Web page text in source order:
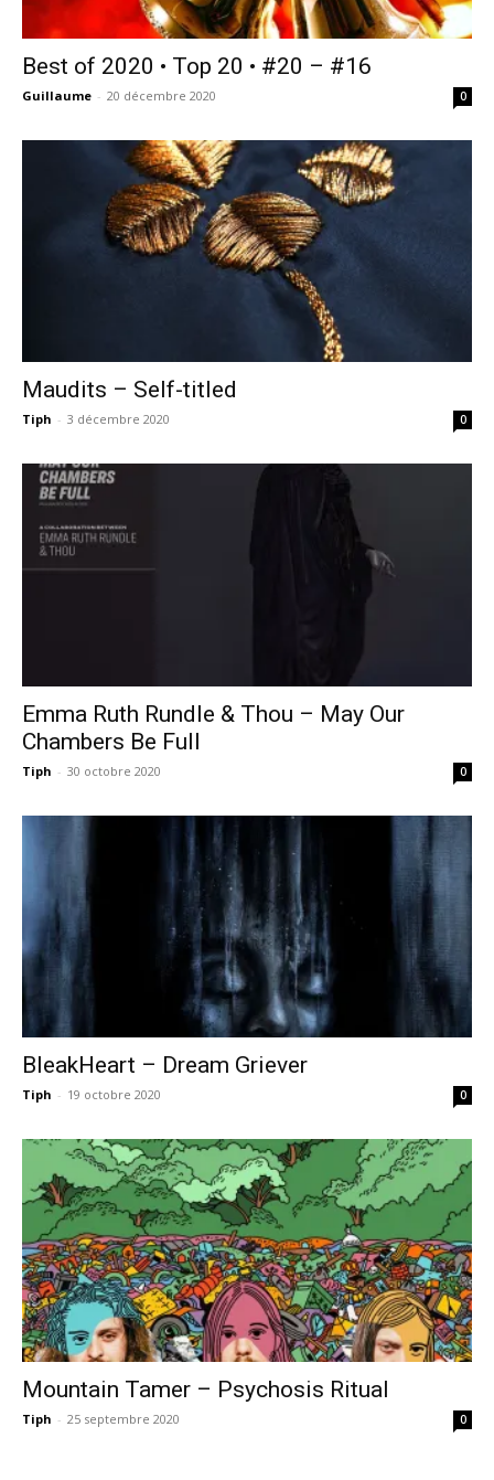
Best of 2020 • Top 20 • #20 – #16
Guillaume - 20 décembre 2020 0
Maudits – Self-titled
Tiph - 3 décembre 2020 0
Emma Ruth Rundle & Thou – May Our
Chambers Be Full
Tiph - 30 octobre 2020 0
BleakHeart – Dream Griever
Tiph - 19 octobre 2020 0
Mountain Tamer – Psychosis Ritual
Tiph - 25 septembre 2020 0